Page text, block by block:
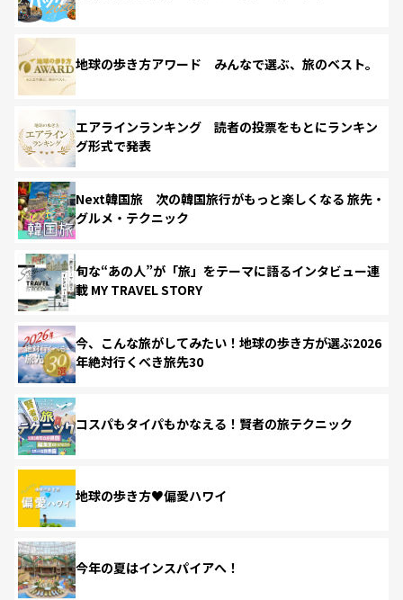
地球の歩き方アワード みんなで選ぶ、旅のベスト。
エアラインランキング 読者の投票をもとにランキン
グ形式で発表
Next韓国旅 次の韓国旅行がもっと楽しくなる 旅先・
グルメ・テクニック
旬な“あの人”が「旅」をテーマに語るインタビュー連
載 MY TRAVEL STORY
今、こんな旅がしてみたい！地球の歩き方が選ぶ2026
年絶対行くべき旅先30
コスパもタイパもかなえる！賢者の旅テクニック
地球の歩き方♥偏愛ハワイ
今年の夏はインスパイアへ！